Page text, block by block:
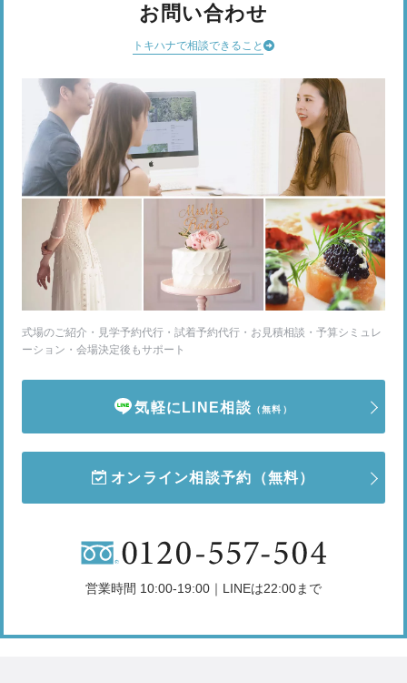
お問い合わせ
トキハナで相談できること
式場のご紹介・見学予約代行・試着予約代行・お見積相談・予算シミュレ
ーション・会場決定後もサポート
気軽にLINE相談 （無料）
オンライン相談予約 （無料）
営業時間 10:00-19:00｜LINEは22:00まで